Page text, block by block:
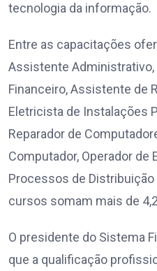
tecnologia da informação.
Entre as capacitações
Assistente Administrativo,
Financeiro, Assistente de
Eletricista de Instalações
Reparador de
Computador, Operador de
Processos de
cursos somam mais de
O presidente do Sistema
que a qualificação